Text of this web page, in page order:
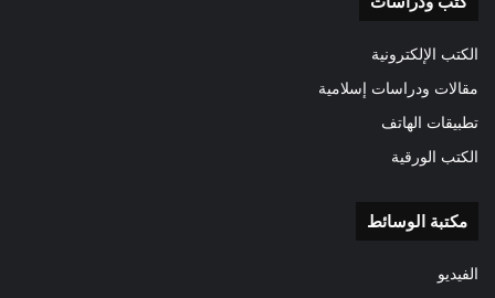
الكتب الإلكترونية
مقالات ودراسات إسلامية
تطبيقات الهاتف
الكتب الورقية
مكتبة الوسائط
الفيديو